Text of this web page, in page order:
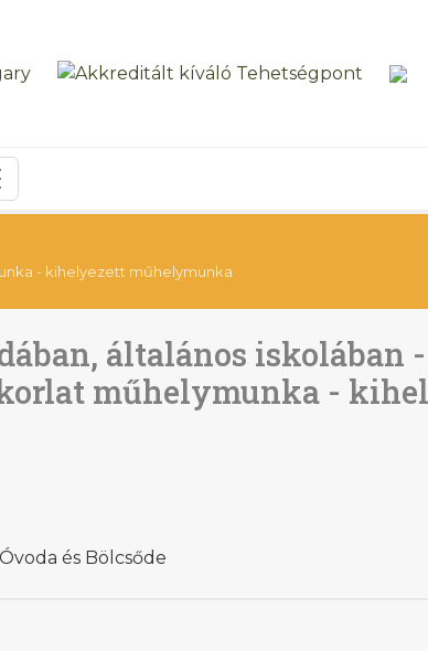
- kihelyezett műhelymunka
általános iskolában -
műhelymunka -
és Bölcsőde